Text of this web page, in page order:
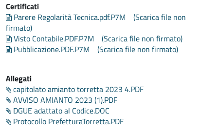
Certificati
Parere Regolarità Tecnica.pdf.P7M
(Scarica file non
firmato)
Visto Contabile.PDF.P7M
(Scarica file non firmato)
Pubblicazione.PDF.P7M
(Scarica file non firmato)
Allegati
capitolato amianto torretta 2023 4.PDF
AVVISO AMIANTO 2023 (1).PDF
DGUE adattato al Codice.DOC
Protocollo PrefetturaTorretta.PDF